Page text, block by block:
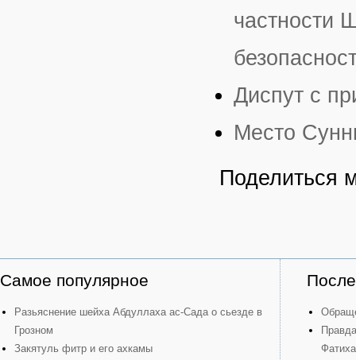
частности
Диспут с
Место
Поделиться
Самое популярное
Разьяснение шейха Абдуллаха ас-Сада о сьезде в
Грозном
Закятуль фитр и его ахкамы